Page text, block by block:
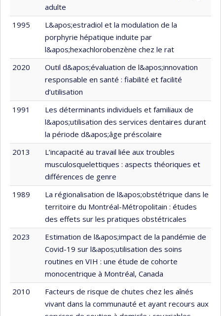
adulte
1995
L&apos;estradiol et la modulation de la
porphyrie hépatique induite par
l&apos;hexachlorobenzène chez le rat
2020
Outil d&apos;évaluation de l&apos;innovation
responsable en santé : fiabilité et facilité
d’utilisation
1991
Les déterminants individuels et familiaux de
l&apos;utilisation des services dentaires durant
la période d&apos;âge préscolaire
2013
L’incapacité au travail liée aux troubles
musculosquelettiques : aspects théoriques et
différences de genre
1989
La régionalisation de l&apos;obstétrique dans le
territoire du Montréal-Métropolitain : études
des effets sur les pratiques obstétricales
2023
Estimation de l&apos;impact de la pandémie de
Covid-19 sur l&apos;utilisation des soins
routines en VIH : une étude de cohorte
monocentrique à Montréal, Canada
2010
Facteurs de risque de chutes chez les aînés
vivant dans la communauté et ayant recours aux